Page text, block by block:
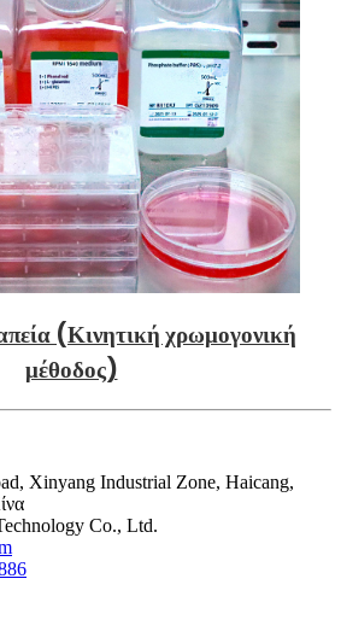
(Κινητική χρωμογονική
μέθοδος)
Xinyang Industrial Zone, Haicang,
Co., Ltd.